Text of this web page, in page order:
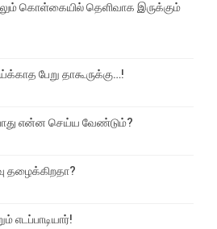
கொள்கையில் தெளிவாக இருக்கும்
பேறு தாகூருக்கு…!
என்ன செய்ய வேண்டும்?
தழைக்கிறதா?
எடப்பாடியார்!